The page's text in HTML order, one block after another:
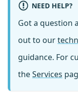
NEED HELP?
Got a question
out to our
guidance. For
theServices